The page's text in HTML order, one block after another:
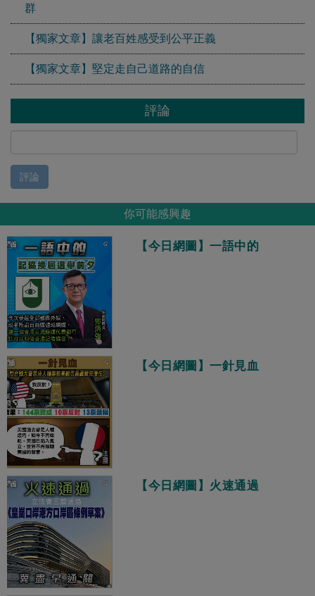
群
【獨家文章】讓老百姓感受到公平正義
【獨家文章】堅定走自己道路的自信
評論
評論
你可能感興趣
【今日網圖】一語中的
【今日網圖】一針見血
【今日網圖】火速通過